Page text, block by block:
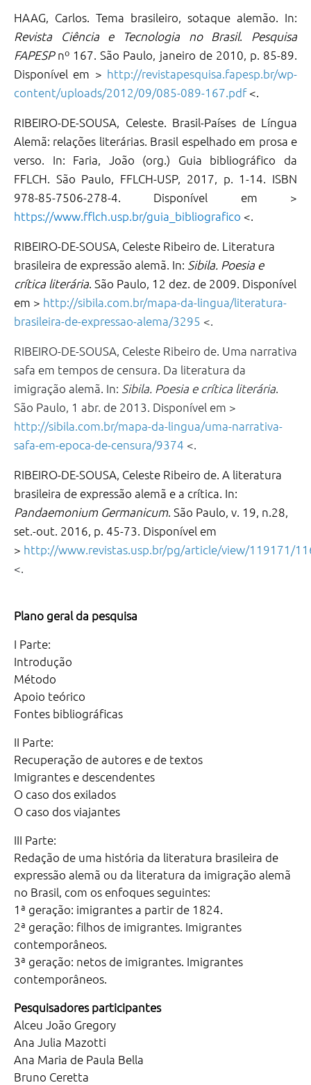
HAAG, Carlos. Tema brasileiro, sotaque alemão. In:
Revista Ciência e Tecnologia no Brasil. Pesquisa
FAPESPnº 167. São Paulo, janeiro de 2010, p. 85-89.
Disponível em > http://revistapesquisa.fapesp.br/wp-
content/uploads/2012/09/085-089-167.pdf <.
RIBEIRO-DE-SOUSA, Celeste. Brasil-Países de Língua
Alemã: relações literárias. Brasil espelhado em prosa e
verso. In: Faria, João (org.) Guia bibliográfico da
FFLCH. São Paulo, FFLCH-USP, 2017, p. 1-14. ISBN
978-85-7506-278-4. Disponível em >
https://www.fflch.usp.br/guia_bibliografico <.
RIBEIRO-DE-SOUSA, Celeste Ribeiro de. Literatura
brasileira de expressão alemã. In: Sibila. Poesia e
crítica literária. São Paulo, 12 dez. de 2009. Disponível
em > http://sibila.com.br/mapa-da-lingua/literatura-
brasileira-de-expressao-alema/3295 <.
RIBEIRO-DE-SOUSA, Celeste Ribeiro de. Uma narrativa
safa em tempos de censura. Da literatura da
imigração alemã. In: Sibila. Poesia e crítica literária.
São Paulo, 1 abr. de 2013. Disponível em >
http://sibila.com.br/mapa-da-lingua/uma-narrativa-
safa-em-epoca-de-censura/9374 <.
RIBEIRO-DE-SOUSA, Celeste Ribeiro de. A literatura
brasileira de expressão alemã e a crítica. In:
Pandaemonium Germanicum. São Paulo, v. 19, n.28,
set.-out. 2016, p. 45-73. Disponível em
> http://www.revistas.usp.br/pg/article/view/119171/
<.
Plano geral da pesquisa
I Parte:
Introdução
Método
Apoio teórico
Fontes bibliográficas
II Parte:
Recuperação de autores e de textos
Imigrantes e descendentes
O caso dos exilados
O caso dos viajantes
III Parte:
Redação de uma história da literatura brasileira de
expressão alemã ou da literatura da imigração alemã
no Brasil, com os enfoques seguintes:
1ª geração: imigrantes a partir de 1824.
2ª geração: filhos de imigrantes. Imigrantes
contemporâneos.
3ª geração: netos de imigrantes. Imigrantes
contemporâneos.
Pesquisadores participantes
Alceu João Gregory
Ana Julia Mazotti
Ana Maria de Paula Bella
Bruno Ceretta